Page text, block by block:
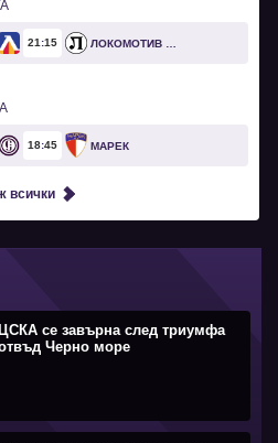
21 15
18 45 МАРЕК
всички
се завърна след триумфа
Черно море